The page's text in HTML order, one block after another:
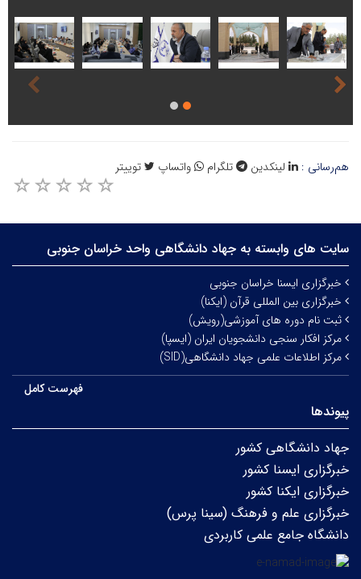
هم‌رسانی : لینکدین تلگرام واتساپ توییتر
سایت های وابسته به جهاد دانشگاهی واحد خراسان جنوبی
خبرگزاری ایسنا خراسان جنوبی
خبرگزاری بین المللی قرآن (ایکنا)
ثبت نام دوره های آموزشی(رویش)
مرکز افکار سنجی دانشجویان ایران (ایسپا)
مرکز اطلاعات علمی جهاد دانشگاهی(SID)
فهرست کامل
پیوندها
جهاد دانشگاهی کشور
خبرگزاری ایسنا کشور
خبرگزاری ایکنا کشور
خبرگزاری علم و فرهنگ (سینا پرس)
دانشگاه جامع علمی کاربردی